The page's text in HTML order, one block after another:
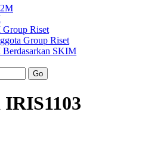
Group Riset
Group Riset
Berdasarkan SKIM
Go